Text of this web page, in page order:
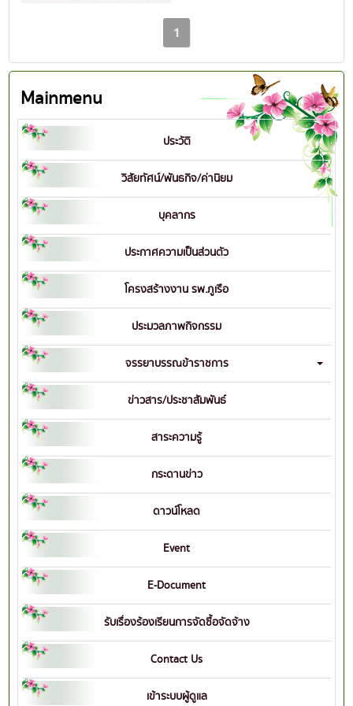
1
Mainmenu
ประวัติ
วิสัยทัศน์/พันธกิจ/ค่านิยม
บุคลากร
ประกาศความเป็นส่วนตัว
โครงสร้างงาน รพ.ภูเรือ
ประมวลภาพกิจกรรม
จรรยาบรรณข้าราชการ
ข่าวสาร/ประชาสัมพันธ์
สาระความรู้
กระดานข่าว
ดาวน์โหลด
Event
E-Document
รับเรื่องร้องเรียนการจัดซื้อจัดจ้าง
Contact Us
เข้าระบบผู้ดูแล